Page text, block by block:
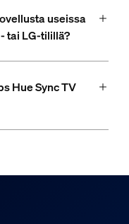
useissa
tai LG-tilillä?
Hue Sync TV